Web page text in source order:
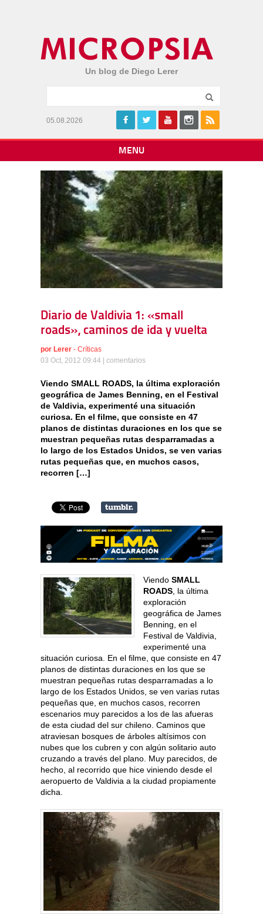
Un blog de Diego Lerer
05.08.2026
MENU
Diario de Valdivia 1: «small
roads», caminos de ida y vuelta
por Lerer - Críticas
03 Oct, 2012 09:44 | comentarios
Viendo SMALL ROADS, la última exploración
geográfica de James Benning, en el Festival
de Valdivia, experimenté una situación
curiosa. En el filme, que consiste en 47
planos de distintas duraciones en los que se
muestran pequeñas rutas desparramadas a
lo largo de los Estados Unidos, se ven varias
rutas pequeñas que, en muchos casos,
recorren […]
Viendo SMALL
ROADS , la última
exploración
geográfica de James
Benning, en el
Festival de Valdivia,
experimenté una
situación curiosa. En el filme, que consiste en 47
planos de distintas duraciones en los que se
muestran pequeñas rutas desparramadas a lo
largo de los Estados Unidos, se ven varias rutas
pequeñas que, en muchos casos, recorren
escenarios muy parecidos a los de las afueras
de esta ciudad del sur chileno. Caminos que
atraviesan bosques de árboles altísimos con
nubes que los cubren y con algún solitario auto
cruzando a través del plano. Muy parecidos, de
hecho, al recorrido que hice viniendo desde el
aeropuerto de Valdivia a la ciudad propiamente
dicha.